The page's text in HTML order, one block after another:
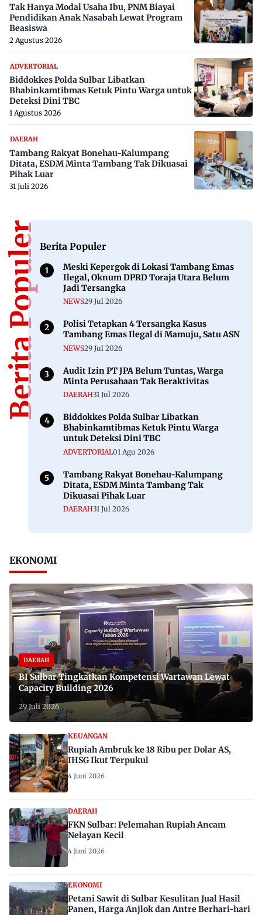
Tak Hanya Modal Usaha Ibu, PNM Biayai
Pendidikan Anak Nasabah Lewat Program
Beasiswa
2 Agustus 2026
ADVERTORIAL
Biddokkes Polda Sulbar Libatkan
Bhabinkamtibmas Ketuk Pintu Warga untuk
Deteksi Dini TBC
1 Agustus 2026
DAERAH
Tambang Rakyat Bonehau-Kalumpang
Ditata, ESDM Minta Tambang Tak Dikuasai
Pihak Luar
31 Juli 2026
Berita PopulerBerita Populer
Meski Kepergok di Lokasi Tambang Emas
Ilegal, Oknum DPRD Toraja Utara Belum
Jadi Tersangka
NEWS29 Jul 2026
Polisi Tetapkan 4 Tersangka Kasus
Tambang Emas Ilegal di Mamuju, Satu ASN
NEWS29 Jul 2026
Audit Izin PT JPA Belum Tuntas, Warga
Minta Perusahaan Tak Beraktivitas
DAERAH31 Jul 2026
Biddokkes Polda Sulbar Libatkan
Bhabinkamtibmas Ketuk Pintu Warga
untuk Deteksi Dini TBC
ADVERTORIAL01 Agu 2026
Tambang Rakyat Bonehau-Kalumpang
Ditata, ESDM Minta Tambang Tak
Dikuasai Pihak Luar
DAERAH31 Jul 2026
EKONOMI
DAERAH
BI Sulbar Tingkatkan Kompetensi Wartawan Lewat
Capacity Building 2026
29 Juli 2026
KEUANGAN
Rupiah Ambruk ke 18 Ribu per Dolar AS,
IHSG Ikut Terpukul
4 Juni 2026
DAERAH
FKN Sulbar: Pelemahan Rupiah Ancam
Nelayan Kecil
4 Juni 2026
EKONOMI
Petani Sawit di Sulbar Kesulitan Jual Hasil
Panen, Harga Anjlok dan Antre Berhari-hari